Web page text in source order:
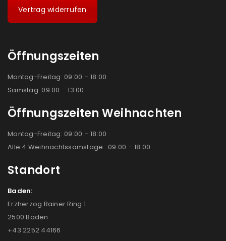
Vertrag widerrufen
Öffnungszeiten
Montag-Freitag: 09:00 – 18:00
Samstag: 09:00 – 13:00
Öffnungszeiten Weihnachten
Montag-Freitag: 09:00 – 18:00
Alle 4 Weihnachtssamstage : 09:00 – 18:00
Standort
Baden:
Erzherzog Rainer Ring 1
2500 Baden
+43 2252 44166